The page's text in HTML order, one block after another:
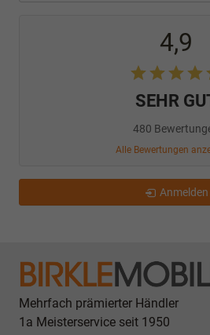
4,9
SEHR
480
Alle Bewertungen
Anmelden
Mehrfach prämierter Händler
1a Meisterservice seit 1950